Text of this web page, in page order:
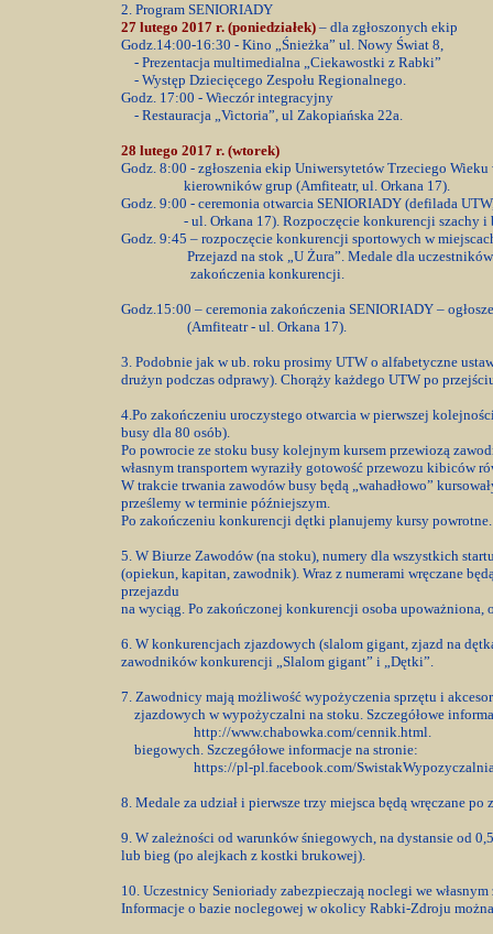
2. Program SENIORIADY
27 lutego 2017 r. (poniedziałek) – dla zgłoszonych ekip
Godz.14:00-16:30 - Kino „Śnieżka” ul. Nowy Świat 8,
- Prezentacja multimedialna „Ciekawostki z Rabki”
- Występ Dziecięcego Zespołu Regionalnego.
Godz. 17:00 - Wieczór integracyjny
- Restauracja „Victoria”, ul Zakopiańska 22a.
28 lutego 2017 r. (wtorek)
Godz. 8:00 - zgłoszenia ekip Uniwersytetów Trzeciego
kierowników grup (Amfiteatr, ul. Orkana 17).
Godz. 9:00 - ceremonia otwarcia SENIORIADY (defilada
- ul. Orkana 17). Rozpoczęcie konkurencji szachy i
Godz. 9:45 – rozpoczęcie konkurencji sportowych w
Przejazd na stok „U Żura”. Medale dla uczestników i
zakończenia konkurencji.
Godz.15:00 – ceremonia zakończenia SENIORIADY –
(Amfiteatr - ul. Orkana 17).
3. Podobnie jak w ub. roku prosimy UTW o alfabetyczne
drużyn podczas odprawy). Chorąży każdego UTW po
4.Po zakończeniu uroczystego otwarcia w pierwszej
busy dla 80 osób).
Po powrocie ze stoku busy kolejnym kursem przewiozą
własnym transportem wyraziły gotowość przewozu kibiców
W trakcie trwania zawodów busy będą „wahadłowo”
prześlemy w terminie późniejszym.
Po zakończeniu konkurencji dętki planujemy kursy powrotne.
5. W Biurze Zawodów (na stoku), numery dla wszystkich
(opiekun, kapitan, zawodnik). Wraz z numerami wręczane
przejazdu
na wyciąg. Po zakończonej konkurencji osoba
6. W konkurencjach zjazdowych (slalom gigant, zjazd na
zawodników konkurencji „Slalom gigant” i „Dętki”.
7. Zawodnicy mają możliwość wypożyczenia sprzętu i
zjazdowych w wypożyczalni na stoku. Szczegółowe
http://www.chabowka.com/cennik.html.
biegowych. Szczegółowe informacje na stronie:
https://pl-pl.facebook.com/
8. Medale za udział i pierwsze trzy miejsca będą wręczane
9. W zależności od warunków śniegowych, na dystansie od
lub bieg (po alejkach z kostki brukowej).
10. Uczestnicy Senioriady zabezpieczają noclegi we
Informacje o bazie noclegowej w okolicy Rabki-Zdroju